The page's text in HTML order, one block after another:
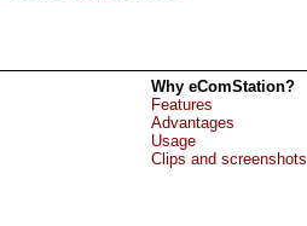
Why eComStation?
Features
Advantages
Usage
Clips and screenshots